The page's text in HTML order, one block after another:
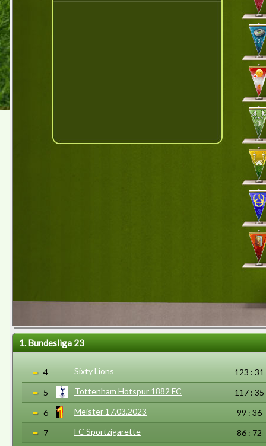
1. Bundesliga 23
4 Sixty Lions
123 : 31
5
Tottenham Hotspur 1882 FC
117 : 35
6
Meister 17.03.2023
99 : 36
7
FC Sportzigarette
86 : 72